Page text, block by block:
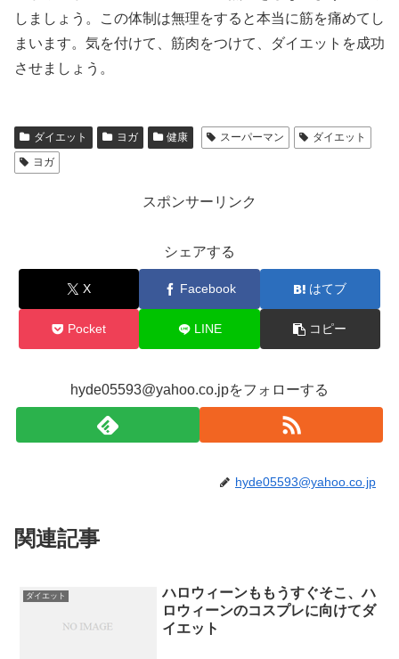
しましょう。この体制は無理をすると本当に筋を痛めてし
まいます。気を付けて、筋肉をつけて、ダイエットを成功
させましょう。
ダイエット ヨガ 健康 スーパーマン
ダイエット
ヨガ
スポンサーリンク
シェアする
X Facebook はてブ
Pocket LINE コピー
hyde05593@yahoo.co.jpをフォローする
hyde05593@yahoo.co.jp
関連記事
ダイエット
ハロウィーンももうすぐそこ、ハ
ロウィーンのコスプレに向けてダ
イエット